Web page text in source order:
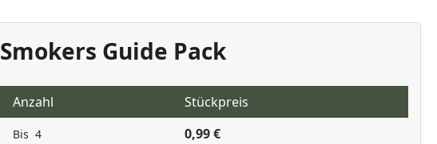
Smokers Guide Pack
Anzahl Stückpreis
Bis 4 0,99 €